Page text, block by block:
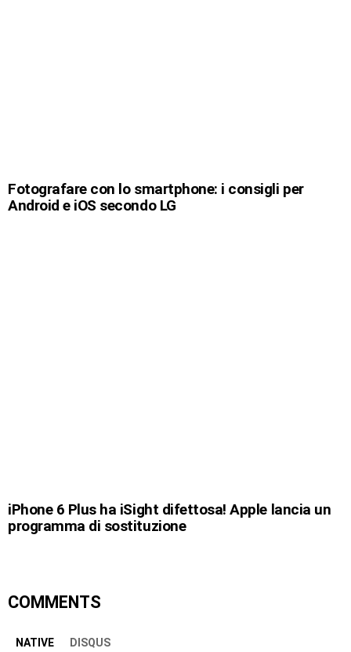
Fotografare con lo smartphone: i consigli per
Android e iOS secondo LG
iPhone 6 Plus ha iSight difettosa! Apple lancia un
programma di sostituzione
COMMENTS
NATIVE DISQUS